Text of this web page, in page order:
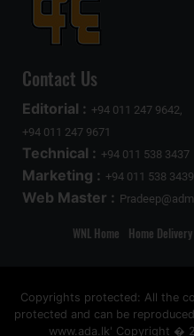
Contact Us
Editorial : +94 011 247 9642,
+94 011 247 9671
Technical : +94 011 538 3437
Marketing : +94 011 538 3439
Web Master :
WNL Home Home Delivery
Copyrights protected: All the
protected and can be
www.ada.lk' Copyright �